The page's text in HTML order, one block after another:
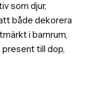
som djur,
både dekorera
i barnrum,
till dop,